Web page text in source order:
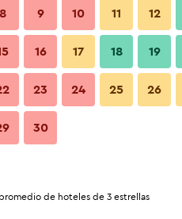
Sala de estar
8 9 10 11 12
16 17 18 19
23 24 25 26
30
de hoteles de 3 estrellas